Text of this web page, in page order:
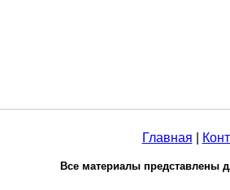
Главная
Все материалы представлены